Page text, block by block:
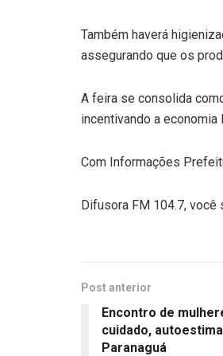
Também haverá
assegurando que os
A feira se consolida
incentivando a
Com Informações
Difusora FM 104.7, você
Post anterior
Encontro de
cuidado,
Paranaguá